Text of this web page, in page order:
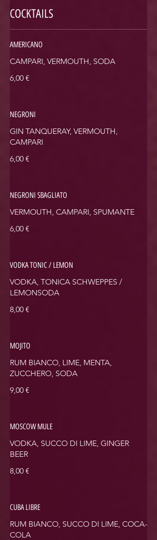
COCKTAILS
AMERICANO
CAMPARI, VERMOUTH, SODA
6,00 €
NEGRONI
GIN TANQUERAY, VERMOUTH,
CAMPARI
6,00 €
NEGRONI SBAGLIATO
VERMOUTH, CAMPARI, SPUMANTE
6,00 €
VODKA TONIC / LEMON
VODKA, TONICA SCHWEPPES /
LEMONSODA
8,00 €
MOJITO
RUM BIANCO, LIME, MENTA,
ZUCCHERO, SODA
9,00 €
MOSCOW MULE
VODKA, SUCCO DI LIME, GINGER
BEER
8,00 €
CUBA LIBRE
RUM BIANCO, SUCCO DI LIME, COCA-
COLA